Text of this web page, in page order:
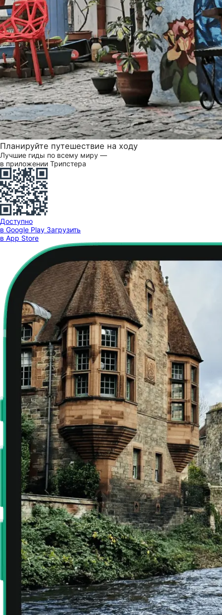
Планируйте путешествие на ходу
Лучшие гиды по всему миру —
в приложении Трипстера
Доступно
в Google Play Загрузить
в App Store